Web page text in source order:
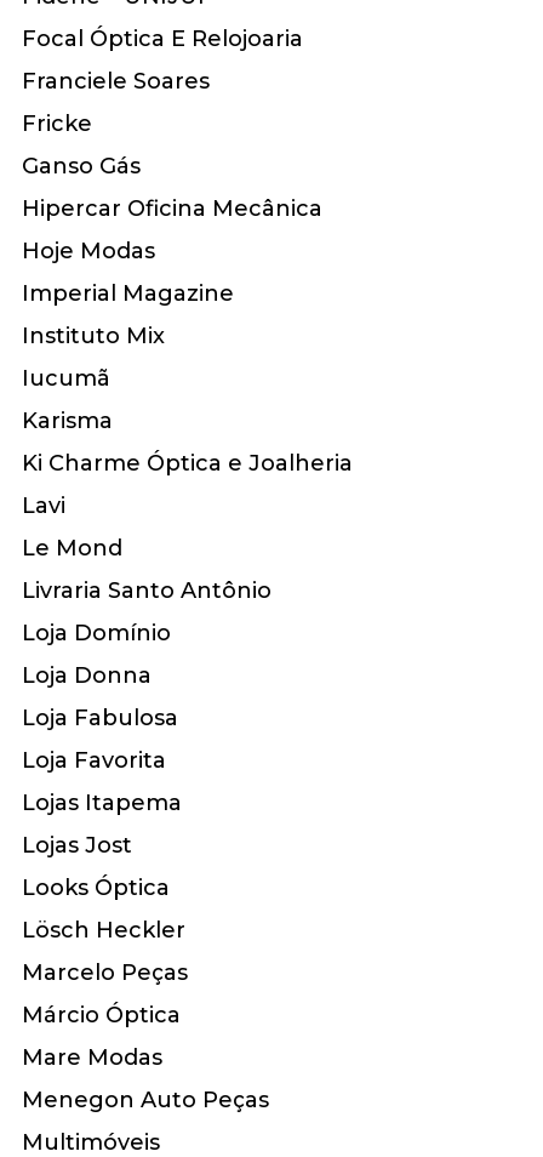
Focal Óptica E Relojoaria
Franciele Soares
Fricke
Ganso Gás
Hipercar Oficina Mecânica
Hoje Modas
Imperial Magazine
Instituto Mix
Iucumã
Karisma
Ki Charme Óptica e Joalheria
Lavi
Le Mond
Livraria Santo Antônio
Loja Domínio
Loja Donna
Loja Fabulosa
Loja Favorita
Lojas Itapema
Lojas Jost
Looks Óptica
Lösch Heckler
Marcelo Peças
Márcio Óptica
Mare Modas
Menegon Auto Peças
Multimóveis